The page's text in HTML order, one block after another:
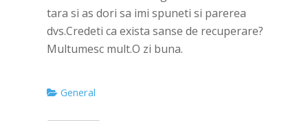
tara si as dori sa imi spuneti si parerea
dvs.Credeti ca exista sanse de recuperare?
Multumesc mult.O zi buna.
General